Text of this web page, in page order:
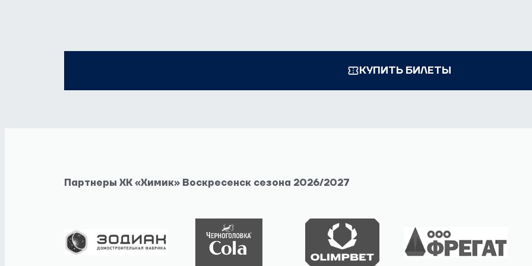
КУПИТЬ БИЛЕТЫ
Партнеры ХК «Химик» Воскресенск сезона 2026/2027